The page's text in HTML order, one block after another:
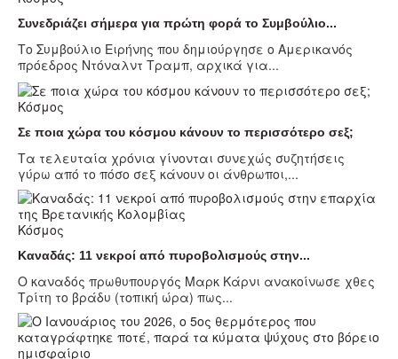
Συνεδριάζει σήμερα για πρώτη φορά το Συμβούλιο...
Το Συμβούλιο Ειρήνης που δημιούργησε ο Αμερικανός
πρόεδρος Ντόναλντ Τραμπ, αρχικά για...
Κόσμος
Σε ποια χώρα του κόσμου κάνουν το περισσότερο σεξ;
Τα τελευταία χρόνια γίνoνται συνεχώς συζητήσεις
γύρω από το πόσο σεξ κάνουν οι άνθρωποι,...
Κόσμος
Καναδάς: 11 νεκροί από πυροβολισμούς στην...
Ο καναδός πρωθυπουργός Μαρκ Κάρνι ανακοίνωσε χθες
Τρίτη το βράδυ (τοπική ώρα) πως...